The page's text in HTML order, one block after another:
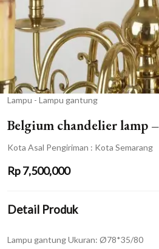
Lampu - Lampu gantung
Belgium chandelier lamp
Kota Asal Pengiriman : Kota Semarang
Rp7,500,000
Detail Produk
Lampu gantung Ukuran: Ø78*35/80